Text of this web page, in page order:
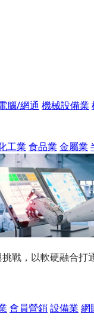
腦/網通 機械設備業
工業 食品業 金屬業
戰，以軟硬融合打
會員營銷設備業 網